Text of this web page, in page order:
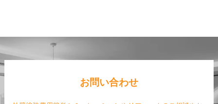
お問い合わせ